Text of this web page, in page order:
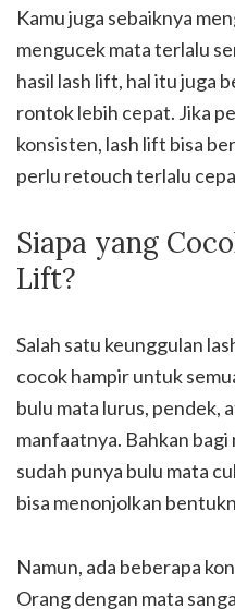
Kamu juga sebaiknya
mengucek mata terlalu
hasil lash lift, hal itu juga
rontok lebih cepat. Jika
konsisten, lash lift bisa
perlu retouch terlalu
Siapa yang
Lift?
Salah satu keunggulan
cocok hampir untuk
bulu mata lurus, pendek,
manfaatnya. Bahkan
sudah punya bulu mata
bisa menonjolkan
Namun, ada beberapa
Orang dengan mata